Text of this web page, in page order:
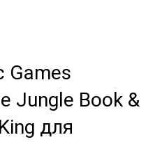
Games
Jungle Book &
для